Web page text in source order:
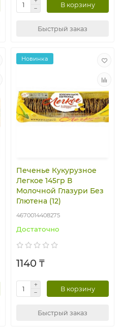
В корзину
Быстрый заказ
Новинка
Печенье Кукурузное
Легкое 145гр В
Молочной Глазури Без
Глютена (12)
4670014408275
Достаточно
1140 ₸
В корзину
Быстрый заказ